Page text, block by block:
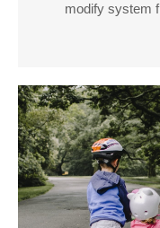
modify system